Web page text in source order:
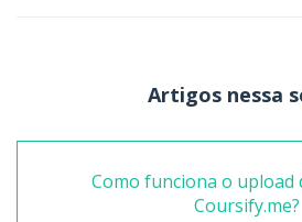
Artigos nessa
Como funciona o upload
Coursify.me?